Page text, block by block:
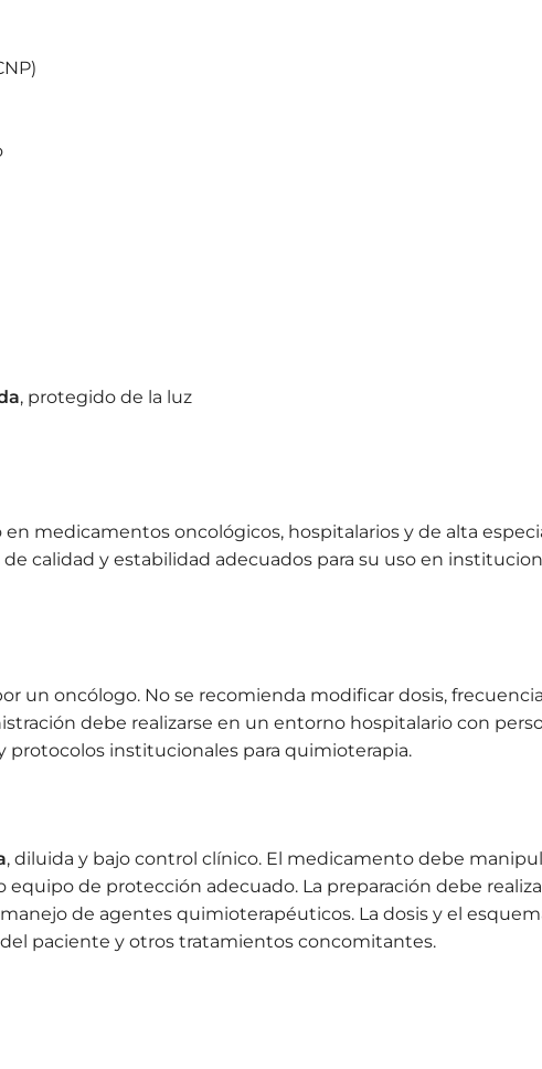
, protegido de la luz
en medicamentos oncológicos, hospitalarios y de alta
calidad y estabilidad adecuados para su uso en
un oncólogo. No se recomienda modificar dosis,
debe realizarse en un entorno hospitalario con
protocolos institucionales para quimioterapia.
, diluida y bajo control clínico. El medicamento debe
de protección adecuado. La preparación debe
de agentes quimioterapéuticos. La dosis y el
paciente y otros tratamientos concomitantes.